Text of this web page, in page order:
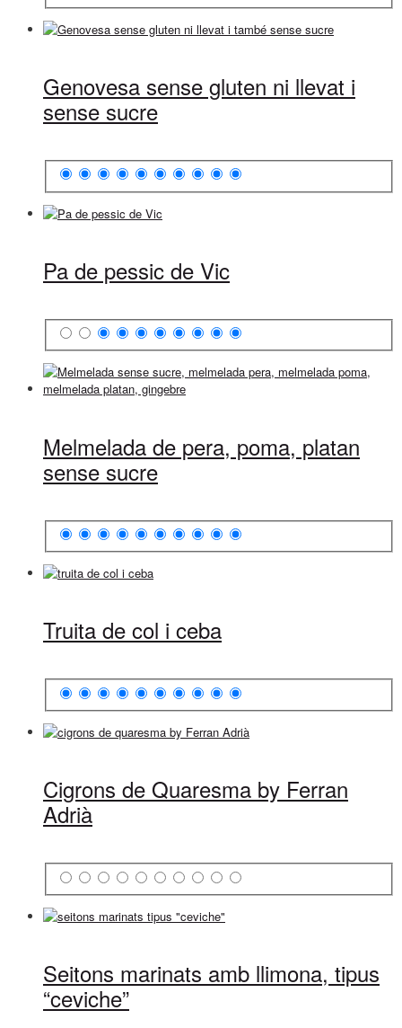
Genovesa sense gluten ni llevat i
sense sucre
Pa de pessic de Vic
Melmelada de pera, poma, platan
sense sucre
Truita de col i ceba
Cigrons de Quaresma by Ferran
Adrià
Seitons marinats amb llimona, tipus
“ceviche”